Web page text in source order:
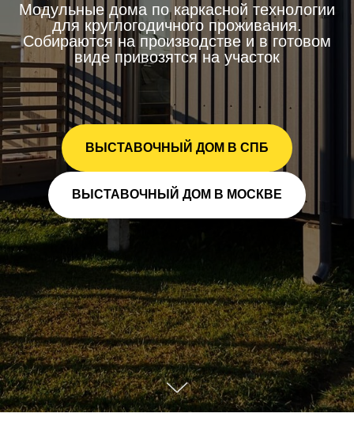
Модульные дома по каркасной технологии
для круглогодичного проживания.
Собираются на производстве и в готовом
виде привозятся на участок
ВЫСТАВОЧНЫЙ ДОМ В СПБ
ВЫСТАВОЧНЫЙ ДОМ В МОСКВЕ